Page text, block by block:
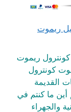
66041166 توصيل ريموت
كونترول ريموت
كونترول
القديمة
أين ما كنتم في
والجهراء